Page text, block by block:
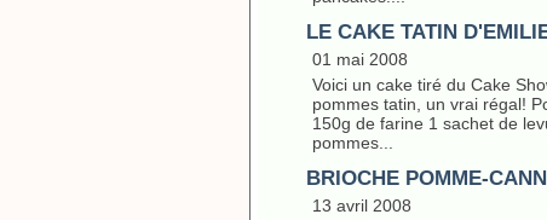
LE CAKE TATIN
01 mai 2008
Voici un cake tiré du Cake
pommes tatin, un vrai régal!
150g de farine 1 sachet de
pommes...
BRIOCHE POMME-
13 avril 2008